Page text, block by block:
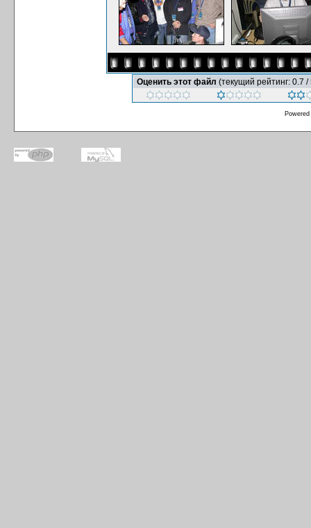
Оценить этот файл (текущий рейтинг: 0.7 /